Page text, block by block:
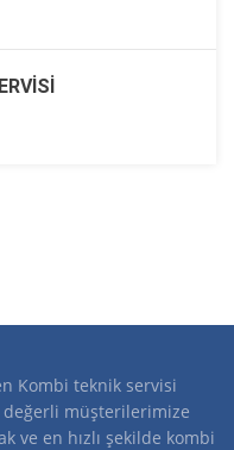
Kombi teknik servisi
değerli müşterilerimize
ve en hızlı şekilde kombi